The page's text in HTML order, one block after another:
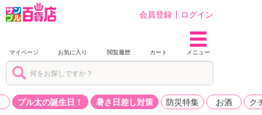
会員登録 ログイン
マイページ お気に入り 閲覧履歴 カート メニュー
プル太の誕生日！ 暑さ日差し対策 防災特集 お酒 ク